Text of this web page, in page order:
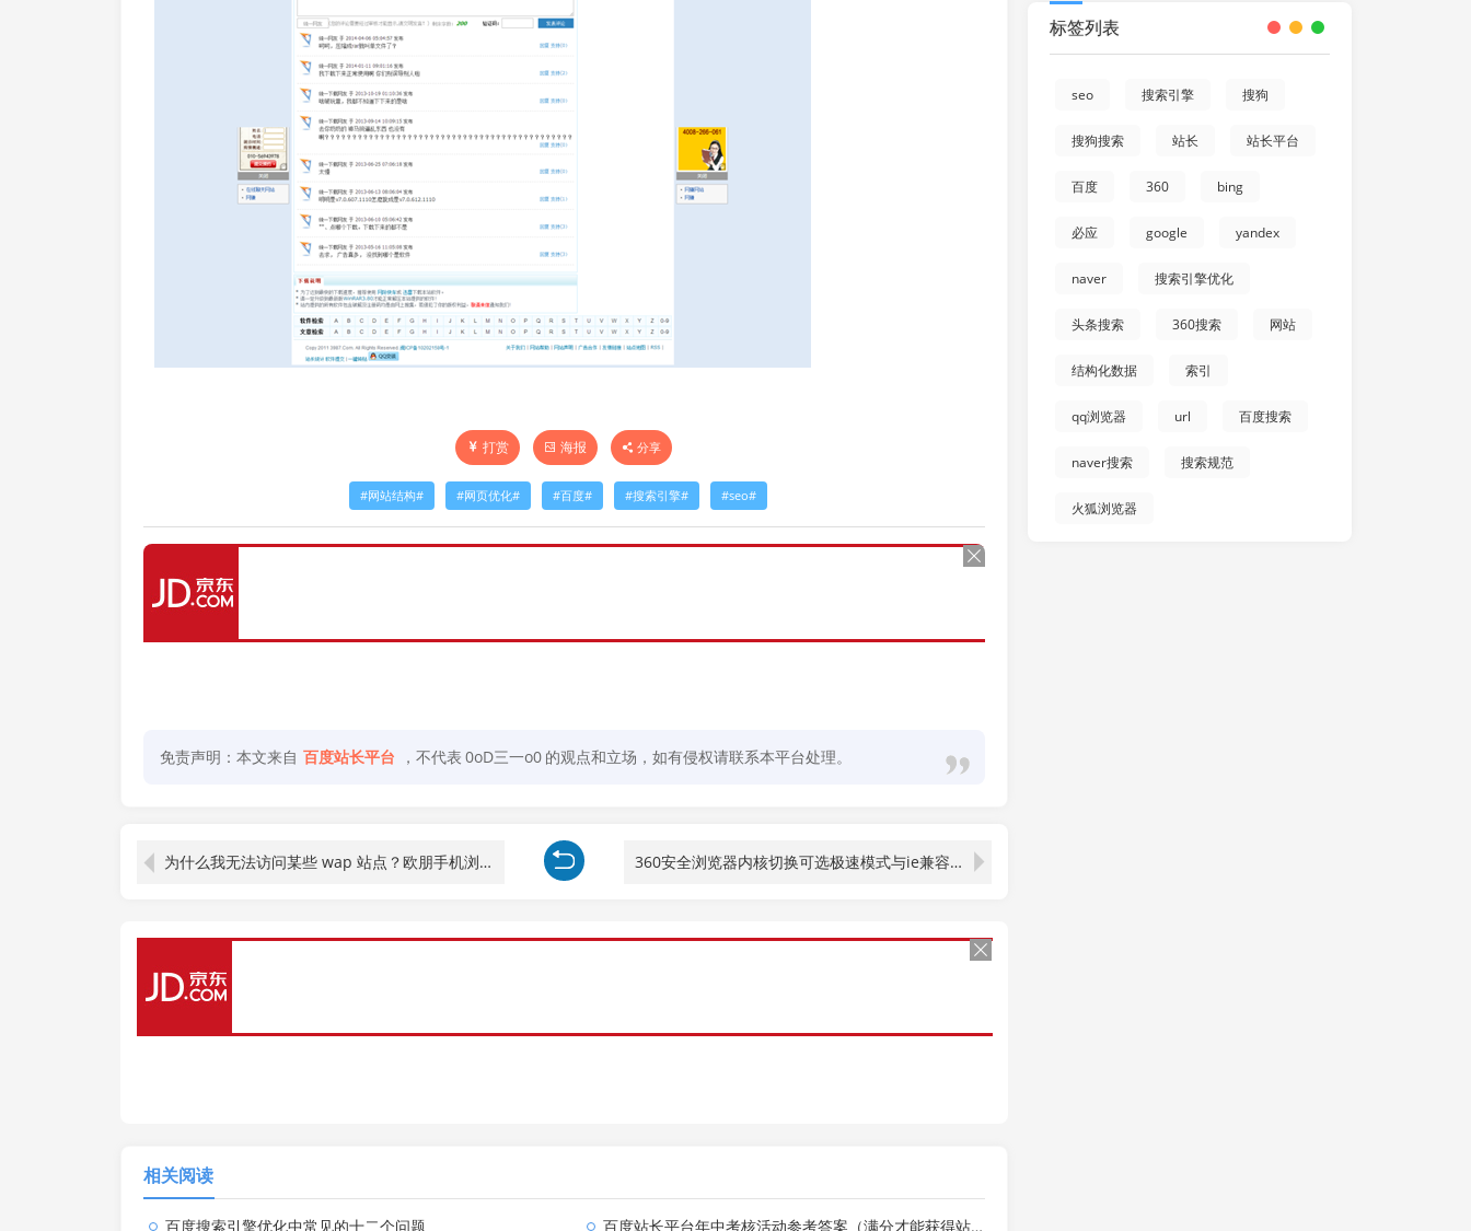
打赏 海报 分享
网站结构 网页优化 百度 搜索引擎 seo
免责声明：本文来自 百度站长平台 ，不代表 0oD三一o0 的观点和立场，如有侵权请联系本平台处理。
为什么我无法访问某些 wap 站点？欧朋手机浏览器是否支持 Flash 动画？ 360安全浏览器内核切换可选极速模式与ie兼容模式（图示）
相关阅读
百度搜索引擎优化中常见的十二个问题 百度站长平台年中考核活动参考答案（满分才能获得站点子链、logo、品牌展现权益审核名额）
标签列表
seo 搜索引擎 搜狗
搜狗搜索 站长 站长平台
百度 360 bing
必应 google yandex
naver 搜索引擎优化
头条搜索 360搜索 网站
结构化数据 索引
qq浏览器 url 百度搜索
naver搜索 搜索规范
火狐浏览器